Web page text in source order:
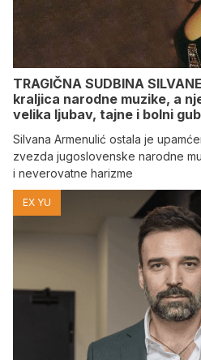
TRAGIČNA SUDBINA
kraljica narodne muzike, a
velika ljubav, tajne i bolni
Silvana Armenulić ostala je
zvezda jugoslovenske narodne
i neverovatne harizme
EX YU